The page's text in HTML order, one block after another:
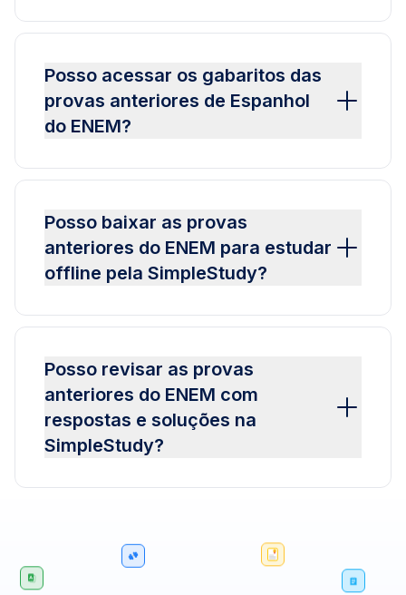
Posso acessar os gabaritos das
provas anteriores de Espanhol
do ENEM?
Posso baixar as provas
anteriores do ENEM para estudar
offline pela SimpleStudy?
Posso revisar as provas
anteriores do ENEM com
respostas e soluções na
SimpleStudy?